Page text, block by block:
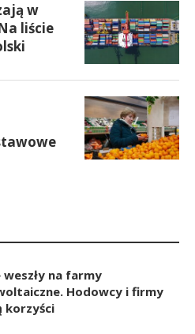
w
liście
weszły na farmy
Hodowcy i firmy
korzyści